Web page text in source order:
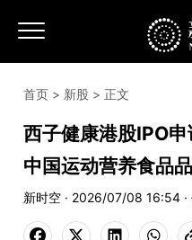
首页 > 新股 > 正文
西子健康港股IPO
中国运动营养食品
新时空 · 2026/07/08 16:54 ·